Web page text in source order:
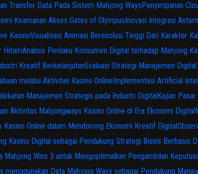
Transfer Data Pada Sistem Mahjong WaysPenyimpanan
Keamanan Akses Gates of OlympusInovasi Integrasi
KasinoVisualisasi Animasi Beresolusi Tinggi Dari Karakter
HitamAnalisis Perilaku Konsumen Digital terhadap Mahjong
Kreatif BerkelanjutanEvaluasi Strategi Manajemen
melalui Aktivitas Kasino OnlineImplementasi Artificial
Manajemen Strategis pada Industri DigitalKajian
Aktivitas Mahjongways Kasino Online di Era Ekonomi Digital
Online dalam Mendorong Ekonomi Kreatif Digital
Kasino Digital sebagai Pendukung Strategi Bisnis Berbasis
Mahjong Wins 3 untuk Mengoptimalkan Pengambilan
menggunakan Data Mahjong Ways sebagai Pendukung